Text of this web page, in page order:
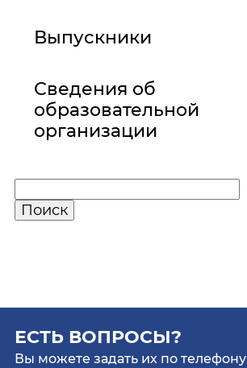
Выпускники
Сведения об
образовательной
организации
ЕСТЬ ВОПРОСЫ?
Вы можете задать их по телефону